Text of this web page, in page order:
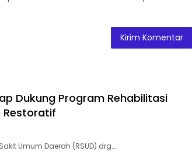
Dukung Program Rehabilitasi
Restoratif
Umum Daerah (RSUD) drg….